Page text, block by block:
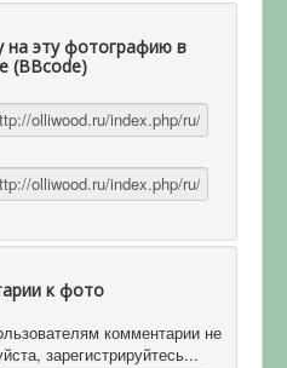
на эту фотографию в
(BBcode)
к фото
комментарии не
зарегистрируйтесь...